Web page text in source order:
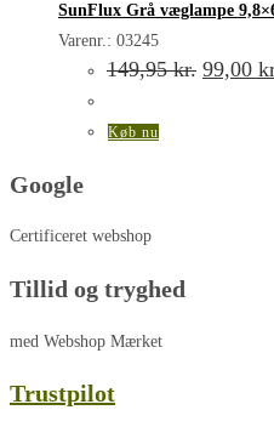
SunFlux Grå væglampe
Varenr.: 03245
149,95kr. Den
99,00
Køb nu
Google
Certificeret webshop
Tillid og tryghed
med Webshop Mærket
Trustpilot